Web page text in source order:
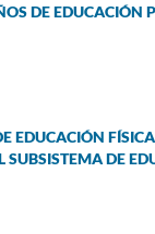
DE EDUCACIÓN
EDUCACIÓN
DE